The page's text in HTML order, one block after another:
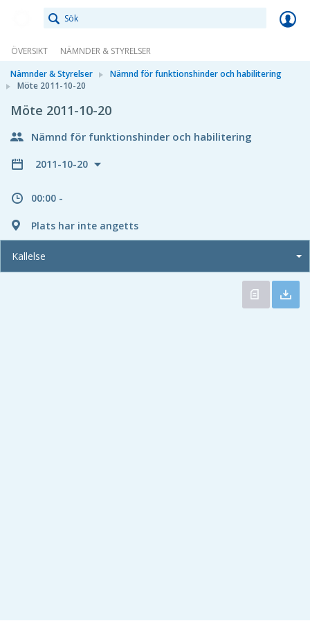
ÖVERSIKT
NÄMNDER & STYRELSER
Nämnder & Styrelser
Nämnd för funktionshinder och habilitering
Möte 2011-10-20
Möte 2011-10-20
Nämnd för funktionshinder och habilitering
2011-10-20
00:00 -
Plats har inte angetts
Kallelse